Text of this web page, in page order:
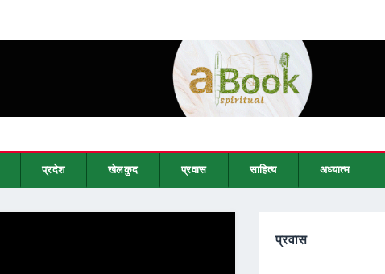
प्रदेश खेलकुद प्रवास साहित्य अध्यात्म
प्रवास